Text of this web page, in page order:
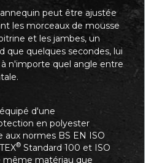
peut être ajustée
les morceaux de mousse
et les jambes, un
que quelques secondes, lui
n'importe quel angle entre
d'une
en polyester
normes BS EN ISO
® Standard 100 et ISO
même matériau que